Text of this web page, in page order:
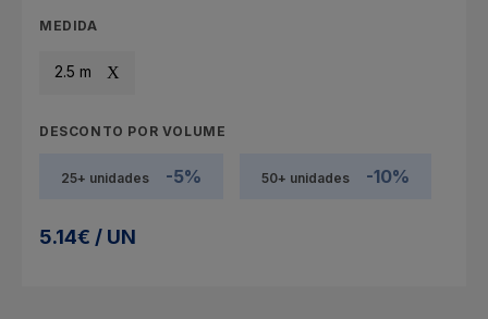
MEDIDA
2.5 m
DESCONTO POR VOLUME
25+ unidades -5% 50+ unidades -10%
5.14€ / UN